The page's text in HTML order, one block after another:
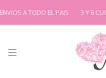
A TODO EL PAIS 3 Y 6 CUOTAS